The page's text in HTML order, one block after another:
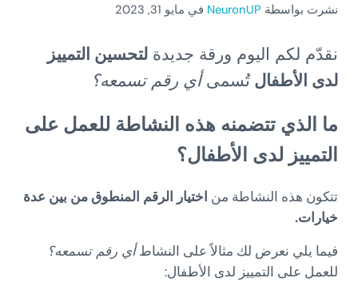
نشرت بواسطة NeuronUP في مايو 31, 2023
نقدّم لكم اليوم ورقة جديدة لتحسين التمييز
لدى الأطفالتُسمىأي رقم تسمعه؟
ما الذي تتضمنه هذه النشاطة للعمل على
التمييز لدى الأطفال؟
تتكون هذه النشاطة من اختيار الرقم المنطوق من بين عدة
خيارات.
فيما يلي نعرض لك مثالاً على النشاطأي رقم تسمعه؟
للعمل على التمييز لدى الأطفال: